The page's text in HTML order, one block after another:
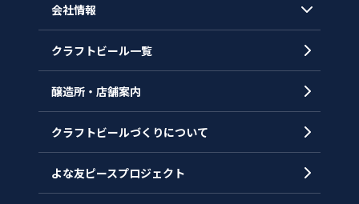
会社情報
会社概要
沿革
クラフトビール一覧
醸造所・店舗案内
クラフトビールづくりについて
よな友ピースプロジェクト